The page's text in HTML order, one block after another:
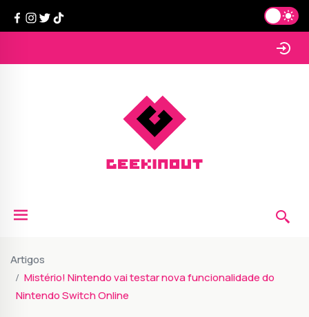
Artigos
Mistério! Nintendo vai testar nova funcionalidade do
Nintendo Switch Online